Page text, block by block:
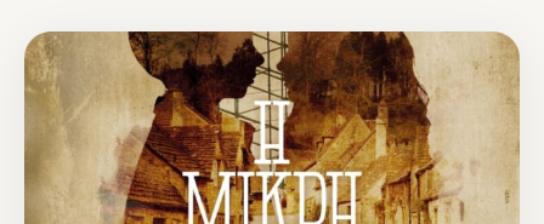
ΤΡΊ ΤΕΤ ΠΈΜ ΠΑΡ ΣΆΒ ΚΥΡ
01
21:00